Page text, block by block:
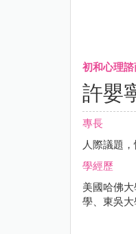
初和心理
許嬰
專長
人際議題
學經歷
美國哈佛
學、東吳